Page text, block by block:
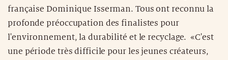
française Dominique Isserman. Tous ont reconnu la
profonde préoccupation des finalistes pour
l'environnement, la durabilité et le recyclage. «C'est
une période très difficile pour les jeunes créateurs,